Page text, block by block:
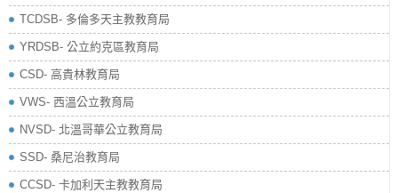
TCDSB- 多倫多天主教教育局
YRDSB- 公立約克區教育局
​CSD- 高貴林教育局
VWS- 西溫公立教育局
NVSD- 北溫哥華公立教育局
SSD- 桑尼治教育局
CCSD- 卡加利天主教教育局